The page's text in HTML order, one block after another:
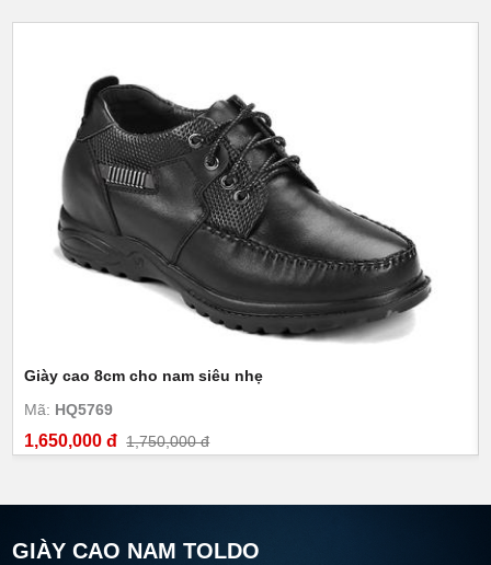
Giày cao 8cm cho nam siêu nhẹ
Mã: HQ5769
1,650,000 đ 1,750,000 đ
GIÀY CAO NAM TOLDO